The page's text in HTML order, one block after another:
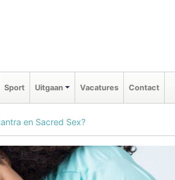
Sport Uitgaan Vacatures Contact
en Sacred Sex?